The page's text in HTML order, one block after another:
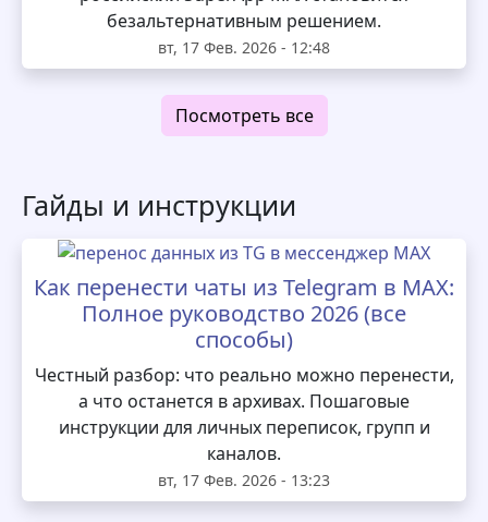
безальтернативным решением.
вт, 17 Фев. 2026 - 12:48
Посмотреть все
Гайды и инструкции
Как перенести чаты из Telegram в MAX:
Полное руководство 2026 (все
способы)
Честный разбор: что реально можно перенести,
а что останется в архивах. Пошаговые
инструкции для личных переписок, групп и
каналов.
вт, 17 Фев. 2026 - 13:23